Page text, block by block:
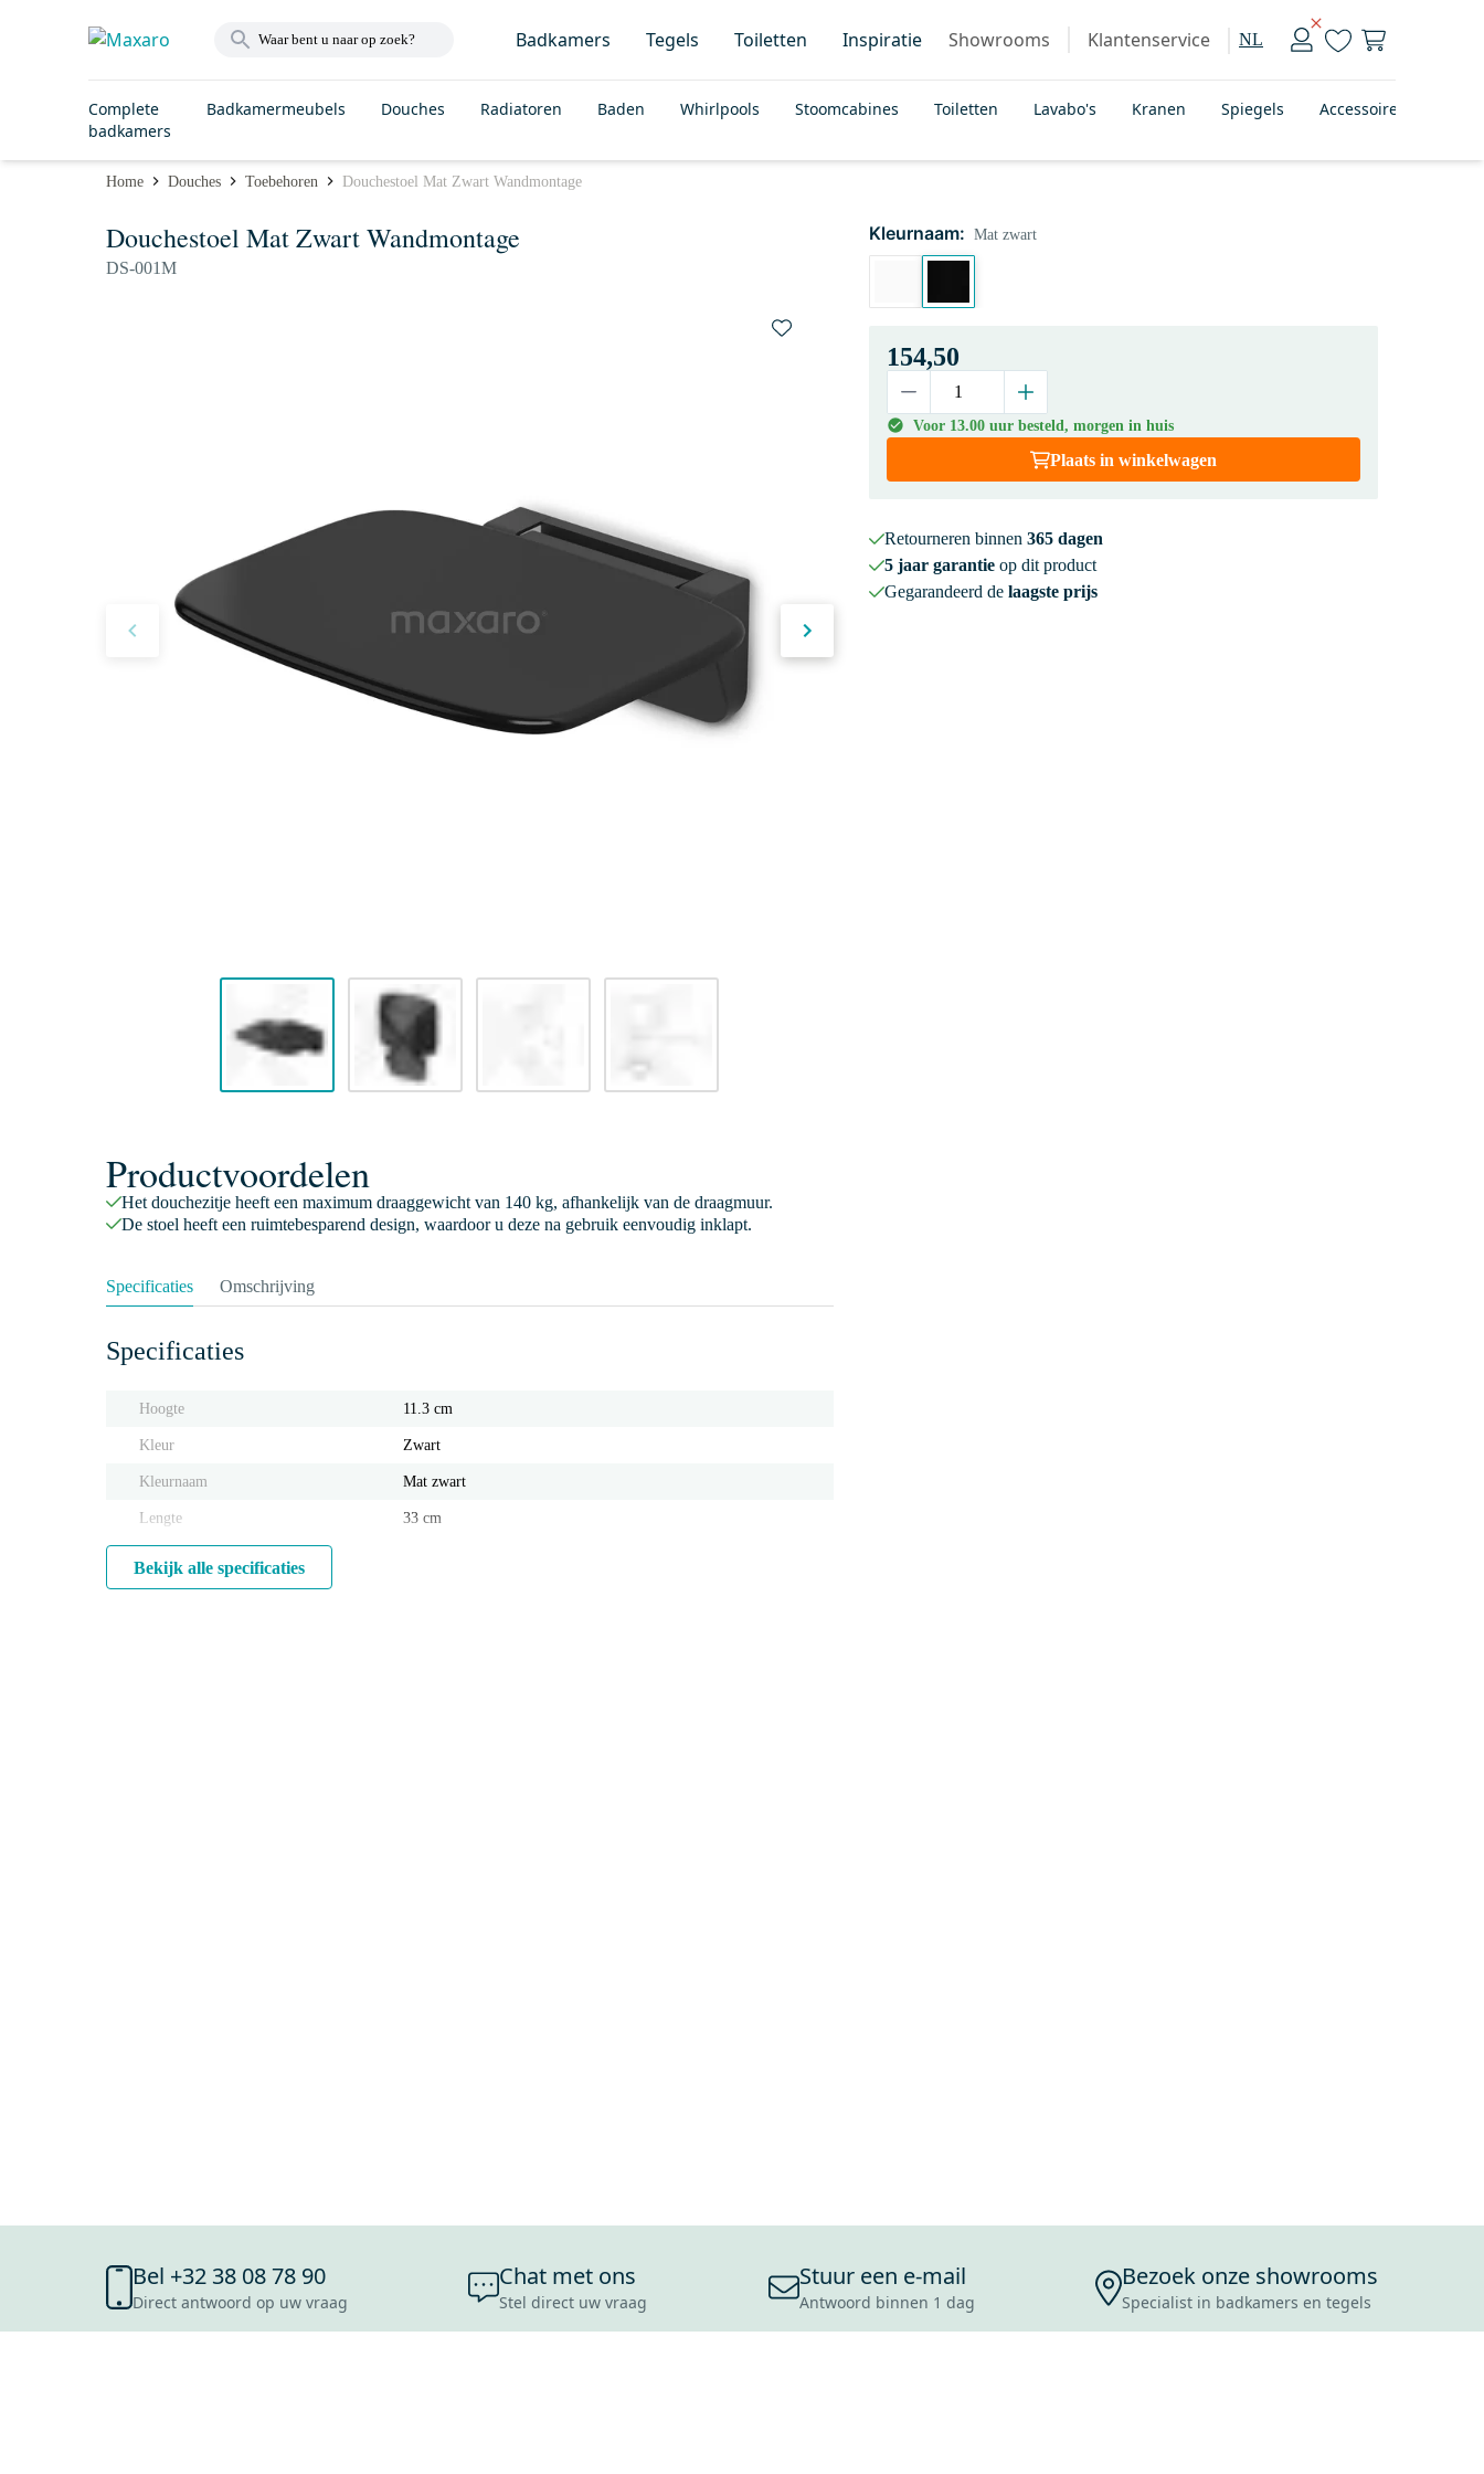
Badkamers Tegels Toiletten Inspiratie Showrooms Klantenservice NL
Complete
badkamers
Badkamermeubels Douches Radiatoren Baden Whirlpools Stoomcabines Toiletten Lavabo's Kranen Spiegels Accessoires
Home Douches Toebehoren Douchestoel Mat Zwart Wandmontage
Douchestoel Mat Zwart Wandmontage
DS-001M
Kleurnaam: Mat zwart
154,50
Voor 13.00 uur besteld, morgen in huis
Plaats in winkelwagen
Retourneren binnen 365 dagen
5 jaar garantieop dit product
Gegarandeerd de laagste prijs
Productvoordelen
Het douchezitje heeft een maximum draaggewicht van 140 kg, afhankelijk van de draagmuur.
De stoel heeft een ruimtebesparend design, waardoor u deze na gebruik eenvoudig inklapt.
Specificaties Omschrijving
Specificaties
Hoogte 11.3 cm
Kleur Zwart
Kleurnaam Mat zwart
Lengte 33 cm
Bekijk alle specificaties
Bel +32 38 08 78 90
Direct antwoord op uw vraag
Chat met ons
Stel direct uw vraag
Stuur een e-mail
Antwoord binnen 1 dag
Bezoek onze showrooms
Specialist in badkamers en tegels